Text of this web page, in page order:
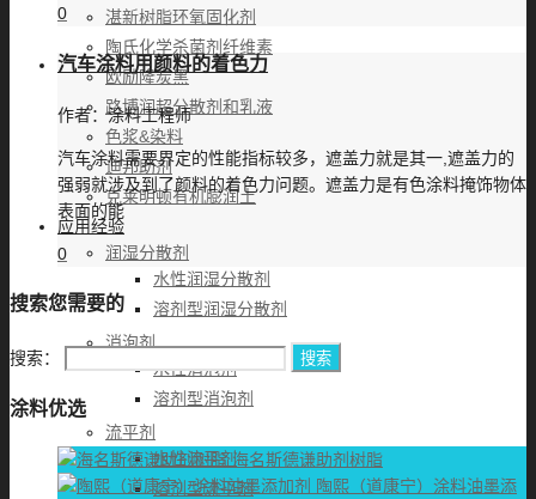
湛新树脂环氧固化剂
陶氏化学杀菌剂纤维素
欧励隆炭黑
路博润超分散剂和乳液
色浆&染料
迪邦助剂
克莱明顿有机膨润土
应用经验
润湿分散剂
水性润湿分散剂
溶剂型润湿分散剂
消泡剂
水性消泡剂
溶剂型消泡剂
流平剂
水性流平剂
溶剂型流平剂
0
汽车涂料用颜料的着色力
作者：涂料工程师
汽车涂料需要界定的性能指标较多，遮盖力就是其一,遮盖力的
强弱就涉及到了颜料的着色力问题。遮盖力是有色涂料掩饰物体
表面的能
0
搜索您需要的
搜索：
涂料优选
海名斯德谦助剂树脂
陶熙（道康宁）涂料油墨添